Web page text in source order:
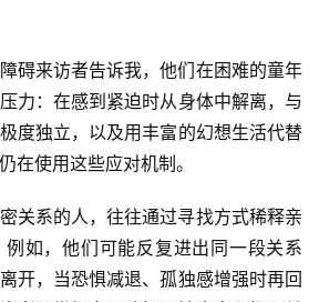
碍来访者告诉我，他们在困难的童年
力：在感到紧迫时从身体中解离，与
度独立，以及用丰富的幻想生活代替
在使用这些应对机制。
关系的人，往往通过寻找方式稀释亲
如，他们可能反复进出同一段关系
，当恐惧减退、孤独感增强时再回